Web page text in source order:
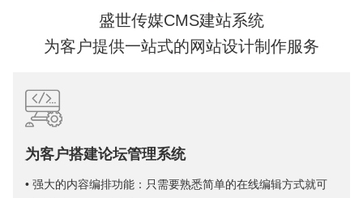
盛世传媒CMS建站系统
为客户提供一站式的网站设计制作服务
为客户搭建论坛管理系统
• 强大的内容编排功能：只需要熟悉简单的在线编辑方式就可